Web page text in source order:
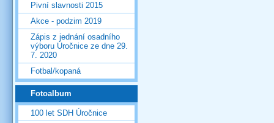
Pivní slavnosti 2015
Akce - podzim 2019
Zápis z jednání osadního
výboru Úročnice ze dne 29.
7. 2020
Fotbal/kopaná
Fotoalbum
100 let SDH Úročnice